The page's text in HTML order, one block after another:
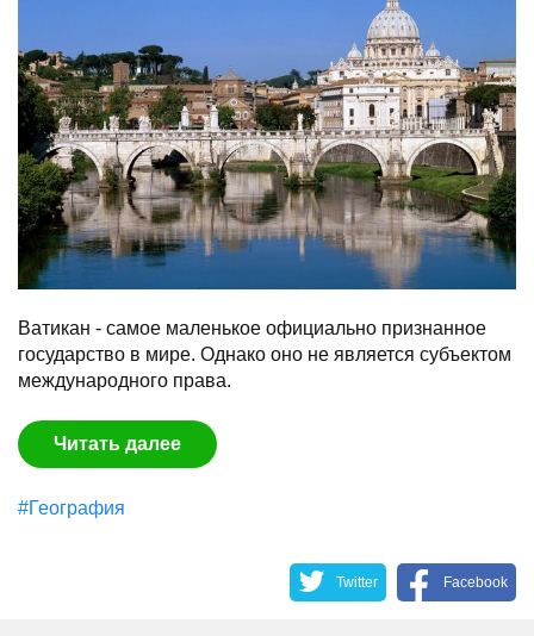
Ватикан - самое маленькое официально признанное
государство в мире. Однако оно не является субъектом
международного права.
Читать далее
#География
Twitter Facebook